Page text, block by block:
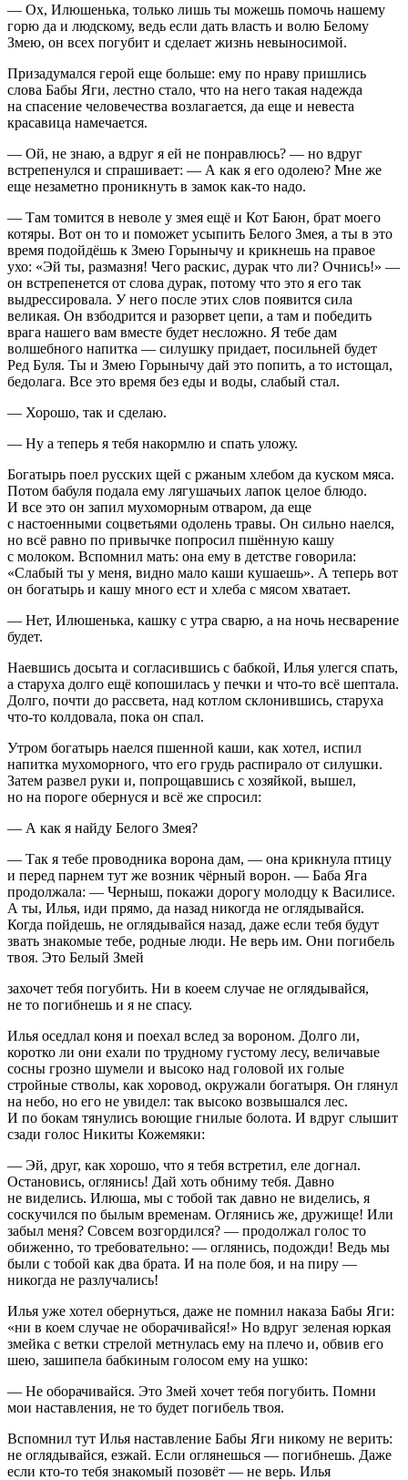
— Ох, Илюшенька, только лишь ты можешь помочь нашему
горю да и людскому, ведь если дать власть и волю Белому
Змею, он всех погубит и сделает жизнь невыносимой.
Призадумался герой еще больше: ему по нраву пришлись
слова Бабы Яги, лестно стало, что на него такая надежда
на спасение человечества возлагается, да еще и невеста
красавица намечается.
— Ой, не знаю, а вдруг я ей не понравлюсь? — но вдруг
встрепенулся и спрашивает: — А как я его одолею? Мне же
еще незаметно проникнуть в замок как-то надо.
— Там томится в неволе у змея ещё и Кот Баюн, брат моего
котяры. Вот он то и поможет усыпить Белого Змея, а ты в это
время подойдёшь к Змею Горынычу и крикнешь на правое
ухо: «Эй ты, размазня! Чего раскис, дурак что ли? Очнись!» —
он встрепенется от слова дурак, потому что это я его так
выдрессировала. У него после этих слов появится сила
великая. Он взбодрится и разорвет цепи, а там и победить
врага нашего вам вместе будет несложно. Я тебе дам
волшебного напитка — силушку придает, посильней будет
Ред Буля. Ты и Змею Горынычу дай это попить, а то истощал,
бедолага. Все это время без еды и воды, слабый стал.
— Хорошо, так и сделаю.
— Ну а теперь я тебя накормлю и спать уложу.
Богатырь поел русских щей с ржаным хлебом да куском мяса.
Потом бабуля подала ему лягушачьих лапок целое блюдо.
И все это он запил мухоморным отваром, да еще
с настоенными соцветьями одолень травы. Он сильно наелся,
но всё равно по привычке попросил пшённую кашу
с молоком. Вспомнил мать: она ему в детстве говорила:
«Слабый ты у меня, видно мало каши кушаешь». А теперь вот
он богатырь и кашу много ест и хлеба с мясом хватает.
— Нет, Илюшенька, кашку с утра сварю, а на ночь несварение
будет.
Наевшись досыта и согласившись с бабкой, Илья улегся спать,
а старуха долго ещё копошилась у печки и что-то всё шептала.
Долго, почти до рассвета, над котлом склонившись, старуха
что-то колдовала, пока он спал.
Утром богатырь наелся пшенной каши, как хотел, испил
напитка мухоморного, что его грудь распирало от силушки.
Затем развел руки и, попрощавшись с хозяйкой, вышел,
но на пороге обернуся и всё же спросил:
— А как я найду Белого Змея?
— Так я тебе проводника ворона дам, — она крикнула птицу
и перед парнем тут же возник чёрный ворон. — Баба Яга
продолжала: — Черныш, покажи дорогу молодцу к Василисе.
А ты, Илья, иди прямо, да назад никогда не оглядывайся.
Когда пойдешь, не оглядывайся назад, даже если тебя будут
звать знакомые тебе, родные люди. Не верь им. Они погибель
твоя. Это Белый Змей
захочет тебя погубить. Ни в коеем случае не оглядывайся,
не то погибнешь и я не спасу.
Илья оседлал коня и поехал вслед за вороном. Долго ли,
коротко ли они ехали по трудному густому лесу, величавые
сосны грозно шумели и высоко над головой их голые
стройные стволы, как хоровод, окружали богатыря. Он глянул
на небо, но его не увидел: так высоко возвышался лес.
И по бокам тянулись воющие гнилые болота. И вдруг слышит
сзади голос Никиты Кожемяки:
— Эй, друг, как хорошо, что я тебя встретил, еле догнал.
Остановись, оглянись! Дай хоть обниму тебя. Давно
не виделись. Илюша, мы с тобой так давно не виделись, я
соскучился по былым временам. Оглянись же, дружище! Или
забыл меня? Совсем возгордился? — продолжал голос то
обиженно, то требовательно: — оглянись, подожди! Ведь мы
были с тобой как два брата. И на поле боя, и на пиру —
никогда не разлучались!
Илья уже хотел обернуться, даже не помнил наказа Бабы Яги:
«ни в коем случае не оборачивайся!» Но вдруг зеленая юркая
змейка с ветки стрелой метнулась ему на плечо и, обвив его
шею, зашипела бабкиным голосом ему на ушко:
— Не оборачивайся. Это Змей хочет тебя погубить. Помни
мои наставления, не то будет погибель твоя.
Вспомнил тут Илья наставление Бабы Яги никому не верить:
не оглядывайся, езжай. Если оглянешься — погибнешь. Даже
если кто-то тебя знакомый позовёт — не верь. Илья